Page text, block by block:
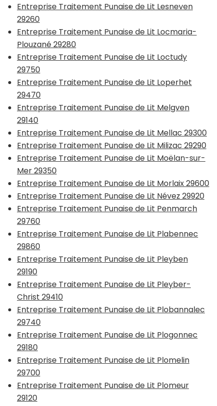
Entreprise Traitement Punaise de Lit Lesneven
29260
Entreprise Traitement Punaise de Lit Locmaria-
Plouzané 29280
Entreprise Traitement Punaise de Lit Loctudy
29750
Entreprise Traitement Punaise de Lit Loperhet
29470
Entreprise Traitement Punaise de Lit Melgven
29140
Entreprise Traitement Punaise de Lit Mellac 29300
Entreprise Traitement Punaise de Lit Milizac 29290
Entreprise Traitement Punaise de Lit Moëlan-sur-
Mer 29350
Entreprise Traitement Punaise de Lit Morlaix 29600
Entreprise Traitement Punaise de Lit Névez 29920
Entreprise Traitement Punaise de Lit Penmarch
29760
Entreprise Traitement Punaise de Lit Plabennec
29860
Entreprise Traitement Punaise de Lit Pleyben
29190
Entreprise Traitement Punaise de Lit Pleyber-
Christ 29410
Entreprise Traitement Punaise de Lit Plobannalec
29740
Entreprise Traitement Punaise de Lit Plogonnec
29180
Entreprise Traitement Punaise de Lit Plomelin
29700
Entreprise Traitement Punaise de Lit Plomeur
29120